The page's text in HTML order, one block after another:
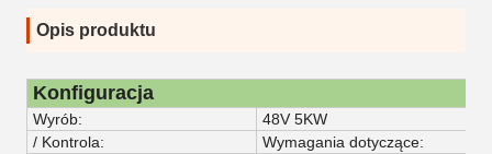
Opis produktu
Konfiguracja
Wyrób:
48V 5KW
/ Kontrola:
Wymagania dotyczące: